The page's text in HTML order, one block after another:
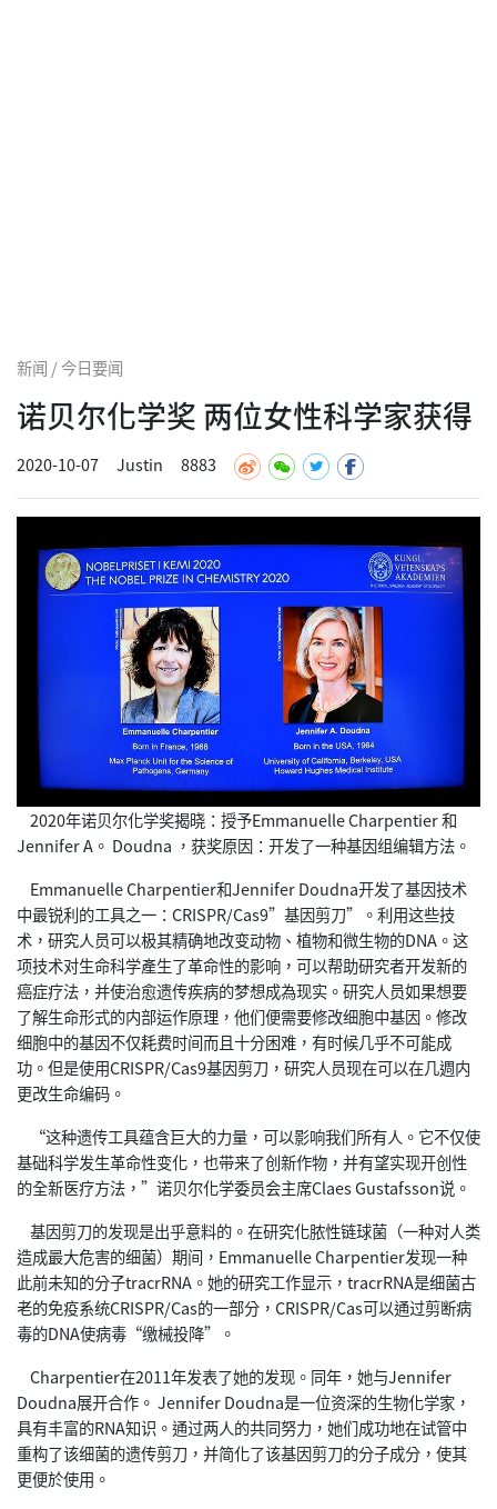
新闻 / 今日要闻
诺贝尔化学奖 两位女性科学家获得
2020-10-07 Justin 8883
2020年诺贝尔化学奖揭晓：授予Emmanuelle Charpentier 和
Jennifer A。 Doudna ，获奖原因：开发了一种基因组编辑方法。
Emmanuelle Charpentier和Jennifer Doudna开发了基因技术
中最锐利的工具之一：CRISPR/Cas9”基因剪刀”。利用这些技
术，研究人员可以极其精确地改变动物、植物和微生物的DNA。这
项技术对生命科学產生了革命性的影响，可以帮助研究者开发新的
癌症疗法，并使治愈遗传疾病的梦想成為现实。研究人员如果想要
了解生命形式的内部运作原理，他们便需要修改细胞中基因。修改
细胞中的基因不仅耗费时间而且十分困难，有时候几乎不可能成
功。但是使用CRISPR/Cas9基因剪刀，研究人员现在可以在几週内
更改生命编码。
“这种遗传工具蕴含巨大的力量，可以影响我们所有人。它不仅使
基础科学发生革命性变化，也带来了创新作物，并有望实现开创性
的全新医疗方法，”诺贝尔化学委员会主席Claes Gustafsson说。
基因剪刀的发现是出乎意料的。在研究化脓性链球菌（一种对人类
造成最大危害的细菌）期间，Emmanuelle Charpentier发现一种
此前未知的分子tracrRNA。她的研究工作显示，tracrRNA是细菌古
老的免疫系统CRISPR/Cas的一部分，CRISPR/Cas可以通过剪断病
毒的DNA使病毒“缴械投降”。
Charpentier在2011年发表了她的发现。同年，她与Jennifer
Doudna展开合作。 Jennifer Doudna是一位资深的生物化学家，
具有丰富的RNA知识。通过两人的共同努力，她们成功地在试管中
重构了该细菌的遗传剪刀，并简化了该基因剪刀的分子成分，使其
更便於使用。